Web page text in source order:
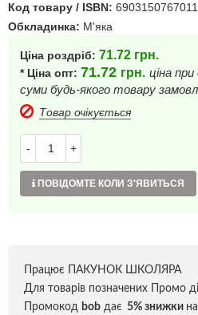
Код товару / ISBN: 6903150767011
Обкладинка: М'яка
Ціна роздріб: 71.72 грн.
* Ціна опт: 71.72 грн. ціна при
суми будь-якого товару
Товар очікується
- +
ПОВІДОМТЕ КОЛИ З'ЯВИТЬСЯ
Працює ПАКУНОК ШКОЛЯРА
Для товарів позначених Промо
Промокод bob дає 5% знижки